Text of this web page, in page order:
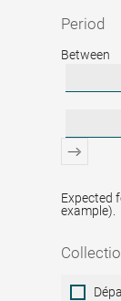
Period
Period
Between
Expected
example).